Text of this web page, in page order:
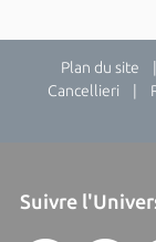
Plan du site |
Cancellieri |
Suivre